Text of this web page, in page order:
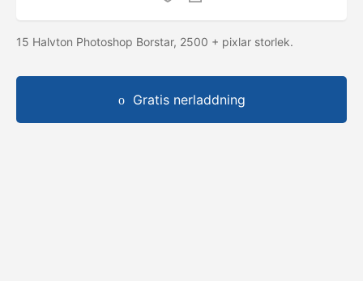
15 Halvton Photoshop Borstar, 2500 + pixlar storlek.
Gratis nerladdning